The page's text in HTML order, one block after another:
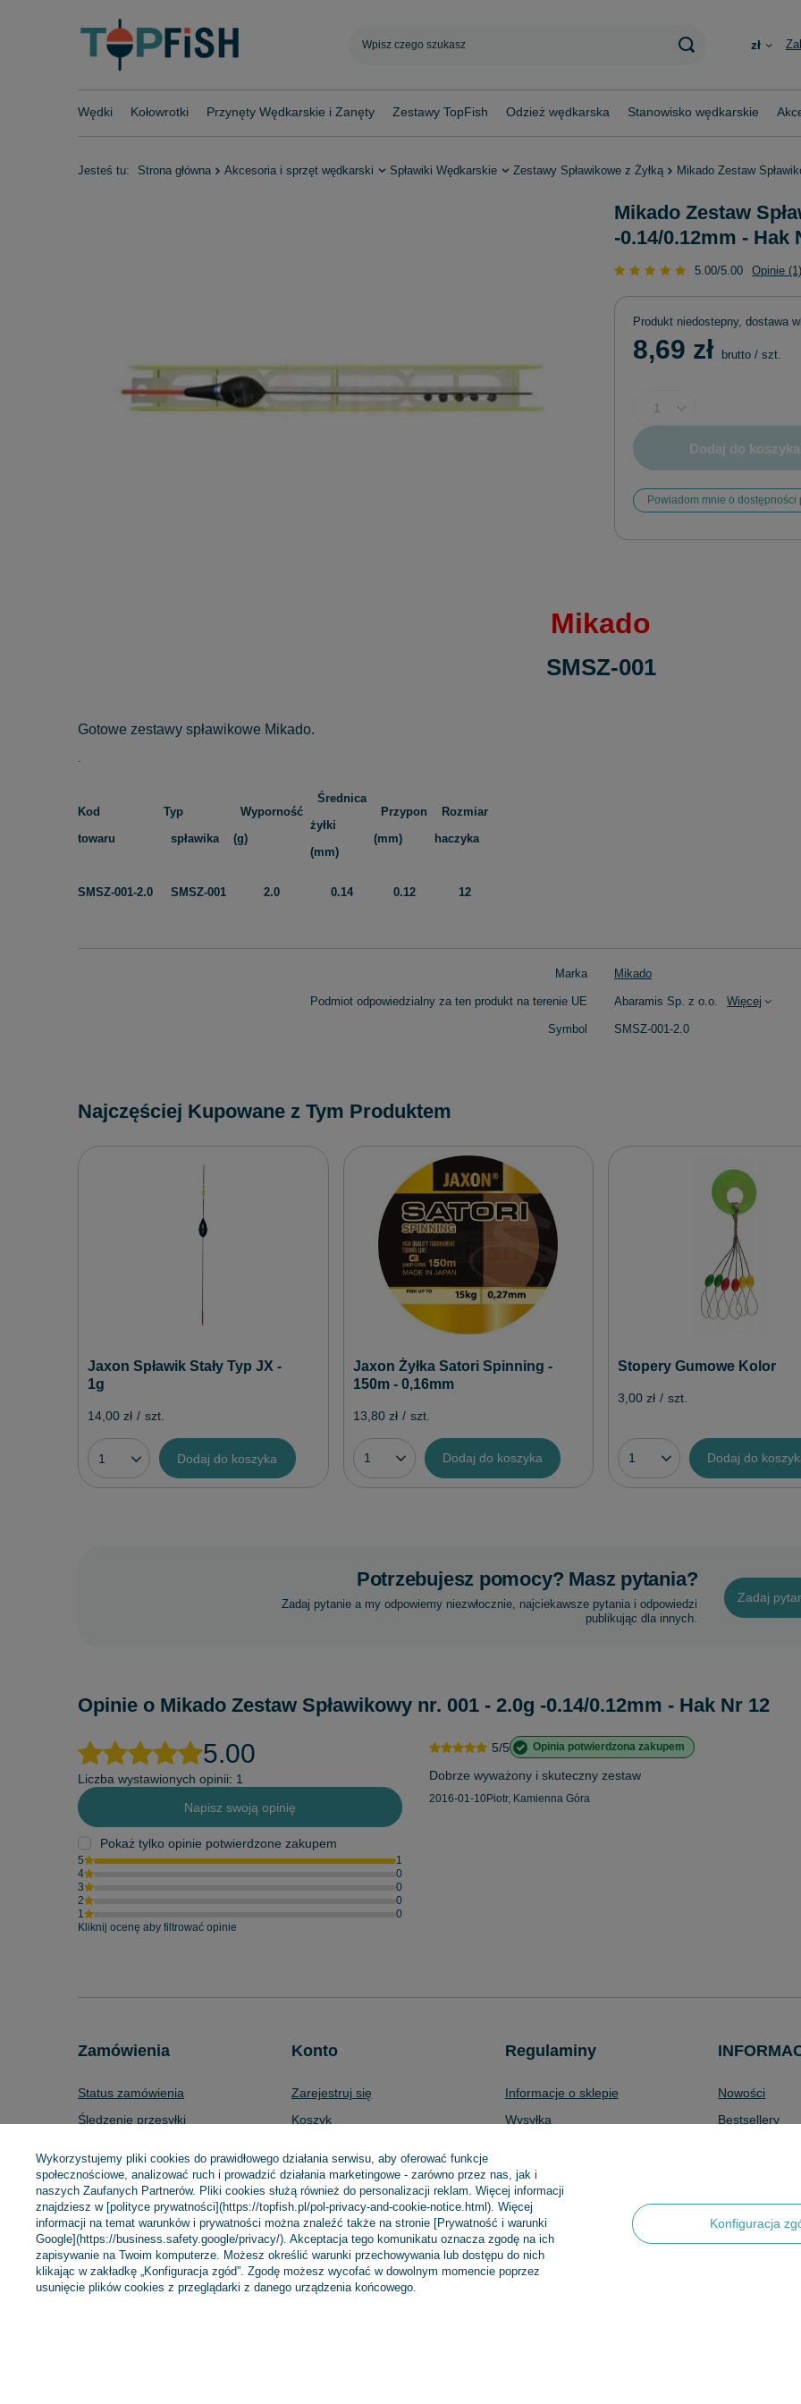
zł
Wędki Kołowrotki Przynęty Wędkarskie i Zanęty Zestawy TopFish Odzież wędkarska Stanowisko wędkarskie
Jesteś tu: Strona główna Akcesoria i sprzęt wędkarski Spławiki Wędkarskie Zestawy Spławikowe z Żyłką Mikado Zestaw
Mikado Zestaw
-0.14/0.12mm - Hak
5.00/5.00 Opinie (1)
Produkt niedostepny, dostawa
8,69 zł brutto / szt.
Dodaj do koszyka
Powiadom mnie o dostępności
Mikado
SMSZ-001
Gotowe zestawy spławikowe Mikado.
.
Kod
towaru
Typ
spławika
Wyporność
(g)
Średnica
żyłki
(mm)
Przypon
(mm)
Rozmiar
haczyka
SMSZ-001-2.0 SMSZ-001 2.0 0.14 0.12 12
Marka Mikado
Podmiot odpowiedzialny za ten produkt na terenie UE Abaramis Sp. z o.o. Więcej
Symbol SMSZ-001-2.0
Najczęściej Kupowane z Tym Produktem
Jaxon Spławik Stały Typ JX -
1g
14,00 zł / szt.
Dodaj do koszyka
Jaxon Żyłka Satori Spinning -
150m - 0,16mm
13,80 zł / szt.
Dodaj do koszyka
Stopery Gumowe Kolor
3,00 zł / szt.
Dodaj do
Potrzebujesz pomocy? Masz pytania?
Zadaj pytanie a my odpowiemy niezwłocznie, najciekawsze pytania i odpowiedzi
publikując dla innych.
Zadaj
Opinie o Mikado Zestaw Spławikowy nr. 001 - 2.0g -0.14/0.12mm - Hak Nr 12
5.00
Liczba wystawionych opinii: 1
Napisz swoją opinię
Pokaż tylko opinie potwierdzone zakupem
5
1
4
0
3
0
2
0
1
0
Kliknij ocenę aby filtrować opinie
5/5 Opinia potwierdzona zakupem
Dobrze wyważony i skuteczny zestaw
2016-01-10Piotr, Kamienna Góra
Zamówienia
Status zamówienia
Śledzenie przesyłki
Chcę zwrócić produkt
Chcę wymienić towar
Kontakt
Konto
Zarejestruj się
Koszyk
Lista zakupionych produktów
Historia transakcji
Moje rabaty
Newsletter
Regulaminy
Informacje o sklepie
Wysyłka
Regulamin
Polityka prywatności
Odstąpienie od umowy
Zarządzaj plikami cookie
Nowości
Bestsellery
Wykorzystujemy pliki cookies do prawidłowego działania serwisu, aby oferować funkcje
społecznościowe, analizować ruch i prowadzić działania marketingowe - zarówno przez nas, jak i
naszych Zaufanych Partnerów. Pliki cookies służą również do personalizacji reklam. Więcej informacji
znajdziesz w [polityce prywatności](https://topfish.pl/pol-privacy-and-cookie-notice.html). Więcej
informacji na temat warunków i prywatności można znaleźć także na stronie [Prywatność i warunki
Google](https://business.safety.google/privacy/). Akceptacja tego komunikatu oznacza zgodę na ich
zapisywanie na Twoim komputerze. Możesz określić warunki przechowywania lub dostępu do nich
klikając w zakładkę „Konfiguracja zgód”. Zgodę możesz wycofać w dowolnym momencie poprzez
usunięcie plików cookies z przeglądarki z danego urządzenia końcowego.
Konfiguracja